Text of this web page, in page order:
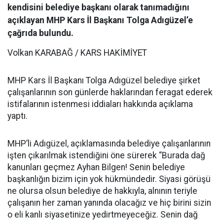
kendisini belediye başkanı olarak tanımadığını
açıklayan MHP Kars İl Başkanı Tolga Adıgüzel’e
çağrıda bulundu.
Volkan KARABAĞ / KARS HAKİMİYET
MHP Kars İl Başkanı Tolga Adıgüzel belediye şirket
çalışanlarının son günlerde haklarından feragat ederek
istifalarının istenmesi iddiaları hakkında açıklama
yaptı.
MHP’li Adıgüzel, açıklamasında belediye çalışanlarının
işten çıkarılmak istendiğini öne sürerek “Burada dağ
kanunları geçmez Ayhan Bilgen! Senin belediye
başkanlığın bizim için yok hükmündedir. Siyasi görüşü
ne olursa olsun belediye de hakkıyla, alnının teriyle
çalışanın her zaman yanında olacağız ve hiç birini sizin
o eli kanlı siyasetinize yedirtmeyeceğiz. Senin dağ